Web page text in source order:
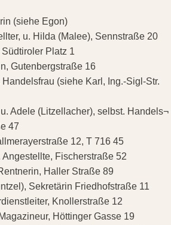
(siehe Egon)
u. Hilda (Malee), Sennstraße 20
Platz 1
Gutenbergstraße 16
(siehe Karl, Ing.-Sigl-Str.
Adele (Litzellacher), selbst. Handels¬
47
12, T 716 45
Fischerstraße 52
Haller Straße 89
Sekretärin Friedhofstraße 11
Knollerstraße 12
Höttinger Gasse 19